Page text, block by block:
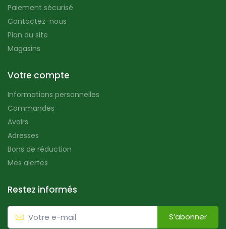
Paiement sécurisé
Contactez-nous
Plan du site
Magasins
Votre compte
Informations personnelles
Commandes
Avoirs
Adresses
Bons de réduction
Mes alertes
Restez informés
S’abonner